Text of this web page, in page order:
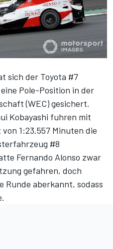
sich der Toyota #7
Pole-Position in der
(WEC) gesichert.
Kobayashi fuhren mit
1:23.557 Minuten die
#8
Fernando Alonso zwar
gefahren, doch
Runde aberkannt, sodass